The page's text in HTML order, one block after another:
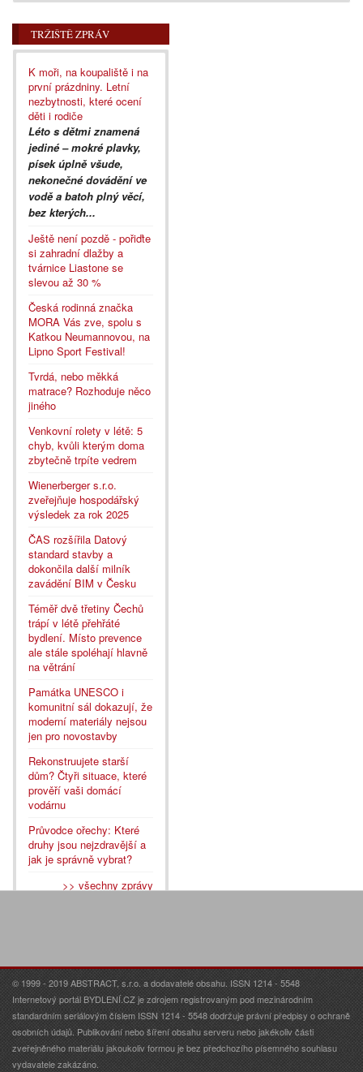
TRŽIŠTĚ ZPRÁV
K moři, na koupaliště i na
první prázdniny. Letní
nezbytnosti, které ocení
děti i rodiče
Léto s dětmi znamená
jediné – mokré plavky,
písek úplně všude,
nekonečné dovádění ve
vodě a batoh plný věcí,
bez kterých...
Ještě není pozdě - pořiďte
si zahradní dlažby a
tvárnice Liastone se
slevou až 30 %
Česká rodinná značka
MORA Vás zve, spolu s
Katkou Neumannovou, na
Lipno Sport Festival!
Tvrdá, nebo měkká
matrace? Rozhoduje něco
jiného
Venkovní rolety v létě: 5
chyb, kvůli kterým doma
zbytečně trpíte vedrem
Wienerberger s.r.o.
zveřejňuje hospodářský
výsledek za rok 2025
ČAS rozšířila Datový
standard stavby a
dokončila další milník
zavádění BIM v Česku
Téměř dvě třetiny Čechů
trápí v létě přehřáté
bydlení. Místo prevence
ale stále spoléhají hlavně
na větrání
Památka UNESCO i
komunitní sál dokazují, že
moderní materiály nejsou
jen pro novostavby
Rekonstruujete starší
dům? Čtyři situace, které
prověří vaši domácí
vodárnu
Průvodce ořechy: Které
druhy jsou nejzdravější a
jak je správně vybrat?
>> všechny zprávy
© 1999 - 2019 ABSTRACT, s.r.o. a dodavatelé obsahu. ISSN 1214 - 5548
Internetový portál BYDLENÍ.CZ je zdrojem registrovaným pod mezinárodním
standardním seriálovým číslem ISSN 1214 - 5548 dodržuje právní předpisy o ochraně
osobních údajů. Publikování nebo šíření obsahu serveru nebo jakékoliv části
zveřejněného materiálu jakoukoliv formou je bez předchozího písemného souhlasu
vydavatele zakázáno.